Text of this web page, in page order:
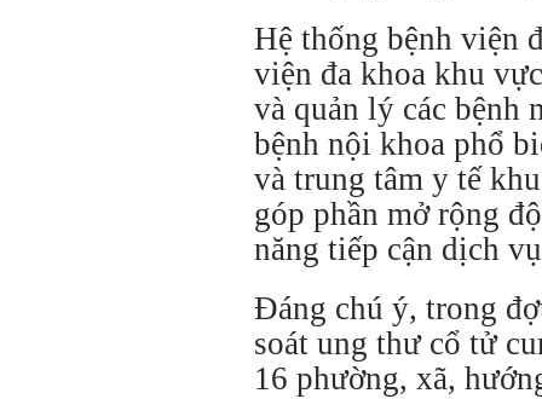
Hệ thống bệnh viện
viện đa khoa khu
và quản lý các bệnh
bệnh nội khoa phổ
và trung tâm y tế
góp phần mở rộng
năng tiếp cận dịch
Đáng chú ý, trong
soát ung thư cổ tử
16 phường, xã,